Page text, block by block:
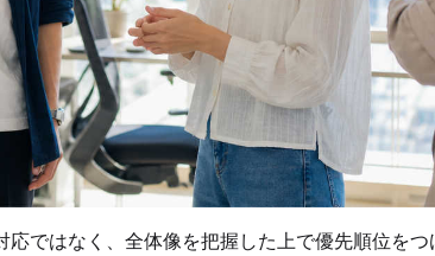
ではなく、全体像を把握した上で優先順位を